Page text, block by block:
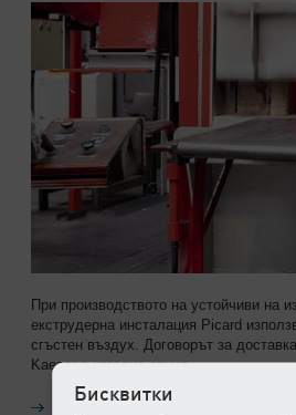
При производството на устойчиви на
екструдерна инсталация Picard
сгъстен въздух. Договорът за
Kaeser е изгодна опция.
Бисквитки